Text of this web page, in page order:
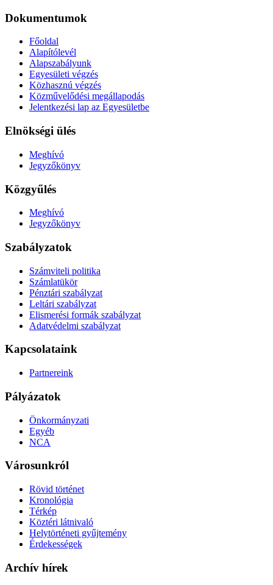
Dokumentumok
Főoldal
Alapítólevél
Alapszabályunk
Egyesületi végzés
Közhasznú végzés
Közművelődési megállapodás
Jelentkezési lap az Egyesületbe
Elnökségi ülés
Meghívó
Jegyzőkönyv
Közgyűlés
Meghívó
Jegyzőkönyv
Szabályzatok
Számviteli politika
Számlatükör
Pénztári szabályzat
Leltári szabályzat
Elismerési formák szabályzat
Adatvédelmi szabályzat
Kapcsolataink
Partnereink
Pályázatok
Önkormányzati
Egyéb
NCA
Városunkról
Rövid történet
Kronológia
Térkép
Köztéri látnivaló
Helytörténeti gyűjtemény
Érdekességek
Archív hírek